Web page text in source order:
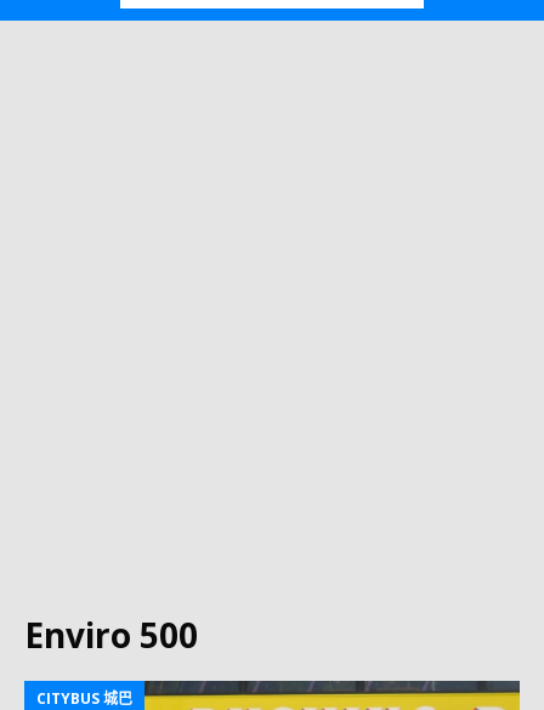
Enviro 500
CITYBUS 城巴